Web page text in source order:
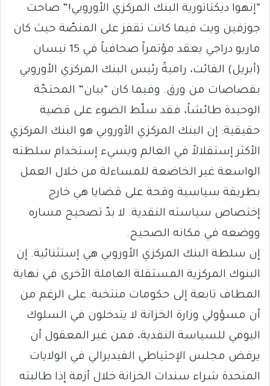
“إنهوا ديكتاتورية البنك المركزي الأوروبي!” صاحت
جوزفين ويت فيما كانت تقفز على المنصّة حيث كان
ماريو دراجي يعقد مؤتمراً صحافياً في 15 نيسان
(أبريل) الفائت، راميةً رئيس البنك المركزي الأوروبي
بقصاصات من ورق. وفيما كان “بيان” المحتجّة
الوحيدة طائشاً، فقد سلّط الضوء على قضية
حقيقية: إن البنك المركزي الأوروبي هو البنك المركزي
الأكثر إستقلالاً في العالم ويسيء إستخدام سلطته
الواسعة غير الخاضعة للمساءلة من خلال العمل
بطريقة سياسية وقحة على قضايا هي خارج
إختصاص سياسته النقدية. لا بدّ تصحيح مساره
ووضعه في مكانه الصحيح.
إن سلطة البنك المركزي الأوروبي هي إستثنائية. إن
البنوك المركزية المستقلة العاملة الأخرى في نهاية
المطاف تابعة إلى حكومات منتخبة: على الرغم من
أن مسؤولي وزارة الخزانة لا يتدخلون في السلوك
اليومي للسياسة النقدية، فمن غير المعقول أن
يرفض مجلس الإحتياطي الفيديرالي في الولايات
المتحدة شراء سندات الخزانة خلال أزمة إذا طالبته